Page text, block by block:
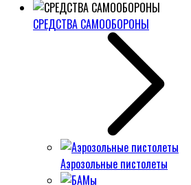
СРЕДСТВА САМООБОРОНЫ
Аэрозольные пистолеты